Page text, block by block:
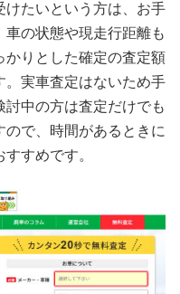
けたいという方は、お手
の状態や現走行距離も
かりとした確定の査定額
。実車査定はないため手
中の方は査定だけでも
で、時間があるときに
すめです。